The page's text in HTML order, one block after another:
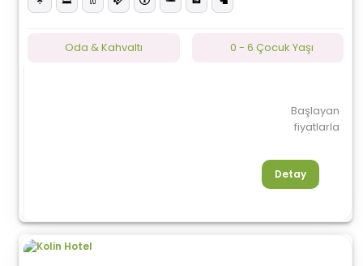
Oda & Kahvaltı 0 - 6 Çocuk Yaşı
Başlayan
fiyatlarla
Detay